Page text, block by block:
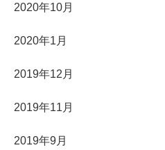
2020年10月
2020年1月
2019年12月
2019年11月
2019年9月